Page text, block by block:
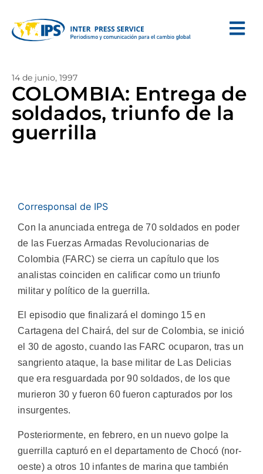
14 de junio, 1997
COLOMBIA: Entrega de
soldados, triunfo de la
guerrilla
Corresponsal de IPS
Con la anunciada entrega de 70 soldados en poder
de las Fuerzas Armadas Revolucionarias de
Colombia (FARC) se cierra un capítulo que los
analistas coinciden en calificar como un triunfo
militar y político de la guerrilla.
El episodio que finalizará el domingo 15 en
Cartagena del Chairá, del sur de Colombia, se inició
el 30 de agosto, cuando las FARC ocuparon, tras un
sangriento ataque, la base militar de Las Delicias
que era resguardada por 90 soldados, de los que
murieron 30 y fueron 60 fueron capturados por los
insurgentes.
Posteriormente, en febrero, en un nuevo golpe la
guerrilla capturó en el departamento de Chocó (nor-
oeste) a otros 10 infantes de marina que también